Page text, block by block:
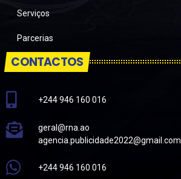
Serviços
Parcerias
CONTACTOS
+244 946 160 016
geral@rna.ao
agencia.publicidade2022@gmail.com
+244 946 160 016